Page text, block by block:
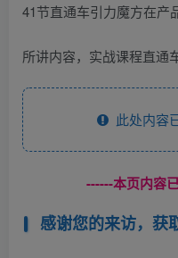
41节直通车引力魔方在产
所讲内容，实战课程直通
此处内容
------本页内容
感谢您的来访，获